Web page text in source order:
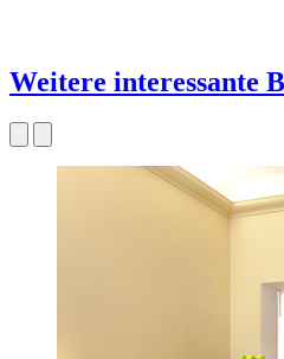
Weitere interessante